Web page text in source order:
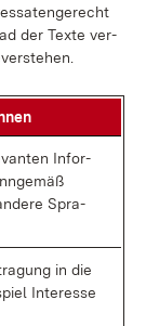
der Tex­te ver­
In­for­
Spra­
in die
In­ter­es­se